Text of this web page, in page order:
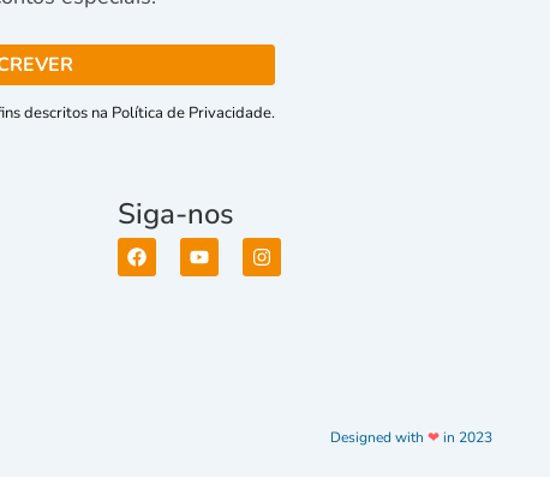
descritos na Política de Privacidade.
Siga-nos
Designed with ❤in 2023